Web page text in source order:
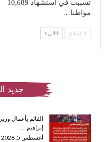
تسببت في استشهاد 10,689
مواطنا…
السابق التالي
جديد
القائم بأعمال
إبراهيم…
أغسطس 5, 2026